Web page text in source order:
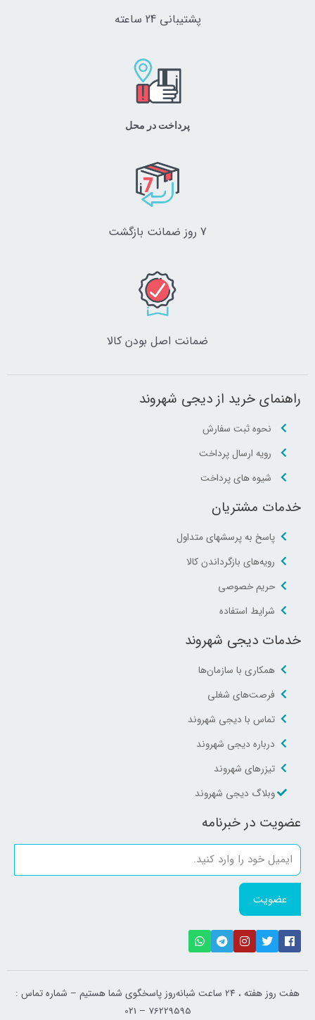
پشتیبانی 24 ساعته
پرداخت در محل
ضمانت اصل‌ بودن کالا
راهنمای خرید از دیجی شهروند
نحوه ثبت سفارش
رویه ارسال پرداخت
شیوه های پرداخت
خدمات مشتریان
پاسخ به پرسشهای متداول
رویه‌های بازگرداندن کالا
حریم خصوصی
شرایط استفاده
خدمات دیجی شهروند
همکاری با سازمان‌ها
فرصت‌های شغلی
تماس با دیجی شهروند
درباره دیجی شهروند
تیزرهای شهروند
وبلاگ دیجی شهروند
عضویت در خبرنامه
عضویت
هفت روز هفته ، ۲۴ ساعت شبانه‌روز پاسخگوی شما هستیم – شماره تماس :
76229595 – 021